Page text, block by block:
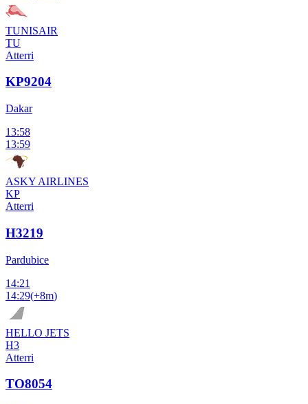
TUNISAIR
TU
Atterri
KP9204
Dakar
13:58
13:59
ASKY AIRLINES
KP
Atterri
H3219
Pardubice
14:21
14:29(+8m)
HELLO JETS
H3
Atterri
TO8054